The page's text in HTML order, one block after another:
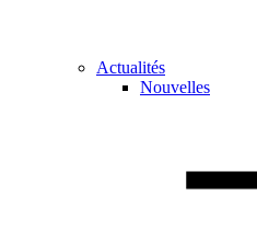
Actualités
Nouvelles